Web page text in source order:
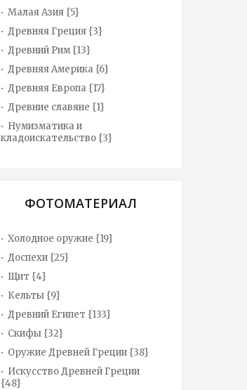
Малая Азия {5}
Древняя Греция {3}
Древний Рим {13}
Древняя Америка {6}
Древняя Европа {17}
Древние славяне {1}
Нумизматика и
кладоискательство {3}
ФОТОМАТЕРИАЛ
Холодное оружие {19}
Доспехи {25}
Щит {4}
Кельты {9}
Древний Египет {133}
Скифы {32}
Оружие Древней Греции {38}
Искусство Древней Греции
{48}